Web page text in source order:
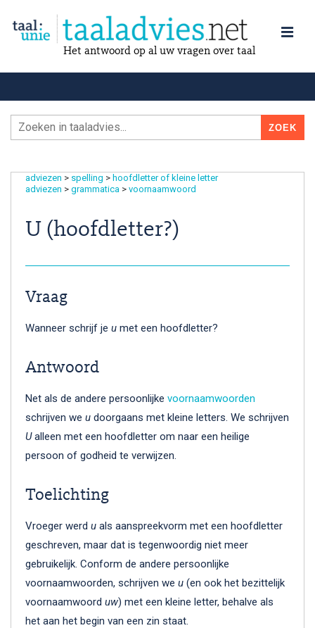
Het antwoord op al uw vragen over taal
adviezen > spelling > hoofdletter of kleine letter
adviezen > grammatica > voornaamwoord
U (hoofdletter?)
Vraag
Wanneer schrijf je u met een hoofdletter?
Antwoord
Net als de andere persoonlijke voornaamwoorden
schrijven we u doorgaans met kleine letters. We schrijven
Ualleen met een hoofdletter om naar een heilige
persoon of godheid te verwijzen.
Toelichting
Vroeger werd u als aanspreekvorm met een hoofdletter
geschreven, maar dat is tegenwoordig niet meer
gebruikelijk. Conform de andere persoonlijke
voornaamwoorden, schrijven we u (en ook het bezittelijk
voornaamwoord uw) met een kleine letter, behalve als
het aan het begin van een zin staat.